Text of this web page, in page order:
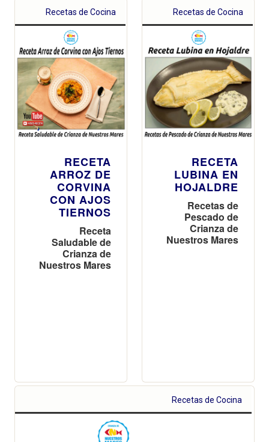
Recetas de Cocina
RECETA
ARROZ DE
CORVINA
CON AJOS
TIERNOS
Receta
Saludable de
Crianza de
Nuestros Mares
Recetas de Cocina
RECETA
LUBINA EN
HOJALDRE
Recetas de
Pescado de
Crianza de
Nuestros Mares
Recetas de Cocina